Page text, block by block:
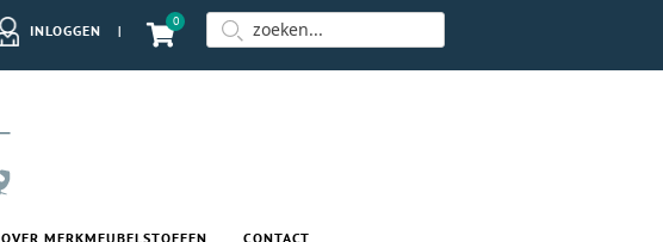
INLOGGEN |
0
OVER MERKMEUBELSTOFFEN CONTACT